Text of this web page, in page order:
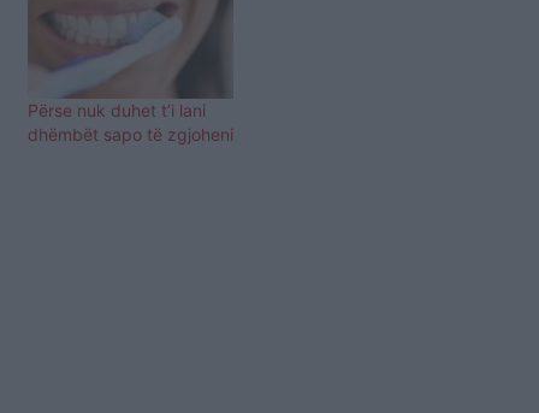
Përse nuk duhet t’i lani
dhëmbët sapo të zgjoheni